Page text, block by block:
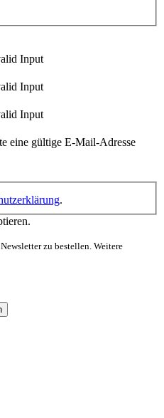
Input
Input
Input
eine gültige E-Mail-Adresse
.
zu bestellen. Weitere